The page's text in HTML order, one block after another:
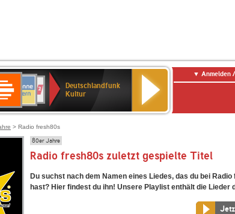
ANTENNE
BAYERN
Deutschlandfunk
Kultur
Anmelden
> Radio fresh80s
80er Jahre
Radio fresh80s zuletzt gespielte Titel
Du suchst nach dem Namen eines Liedes, das du bei
hast? Hier findest du ihn! Unsere Playlist enthält die Lieder